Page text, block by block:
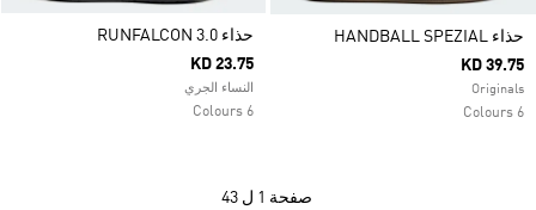
حذاء HANDBALL SPEZIAL
KD 39.75
Originals
6 Colours
حذاء RUNFALCON 3.0
KD 23.75
النساء الجري
6 Colours
صفحة 1 ل 43